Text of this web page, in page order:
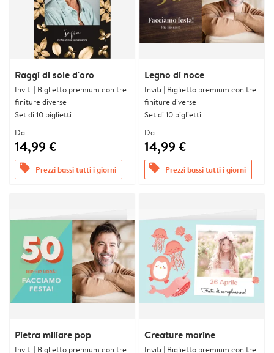
Raggi di sole d'oro
Inviti | Biglietto premium con tre
finiture diverse
Set di 10 biglietti
Da
14,99 €
offers Prezzi bassi tutti i giorni
Legno di noce
Inviti | Biglietto premium con tre
finiture diverse
Set di 10 biglietti
Da
14,99 €
offers Prezzi bassi tutti i giorni
Pietra miliare pop
Inviti | Biglietto premium con tre
Creature marine
Inviti | Biglietto premium con tre